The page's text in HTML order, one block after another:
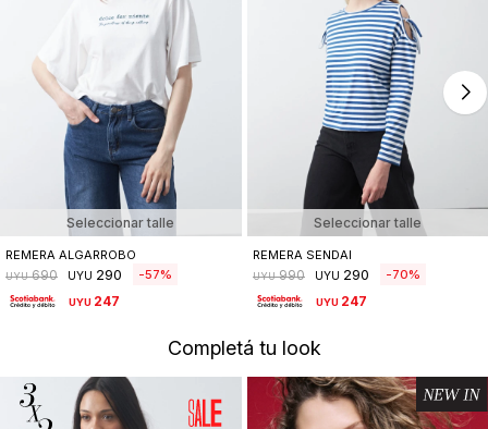
Seleccionar talle
REMERA ALGARROBO
UYU 690 UYU 290 57
UYU 247
Seleccionar talle
REMERA SENDAI
UYU 990 UYU 290 70
UYU 247
Completá tu look